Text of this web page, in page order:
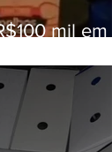
mil em